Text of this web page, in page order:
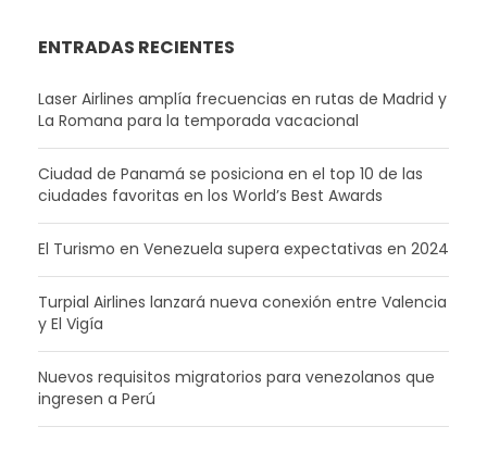
ENTRADAS RECIENTES
Laser Airlines amplía frecuencias en rutas de Madrid y
La Romana para la temporada vacacional
Ciudad de Panamá se posiciona en el top 10 de las
ciudades favoritas en los World’s Best Awards
El Turismo en Venezuela supera expectativas en 2024
Turpial Airlines lanzará nueva conexión entre Valencia
y El Vigía
Nuevos requisitos migratorios para venezolanos que
ingresen a Perú